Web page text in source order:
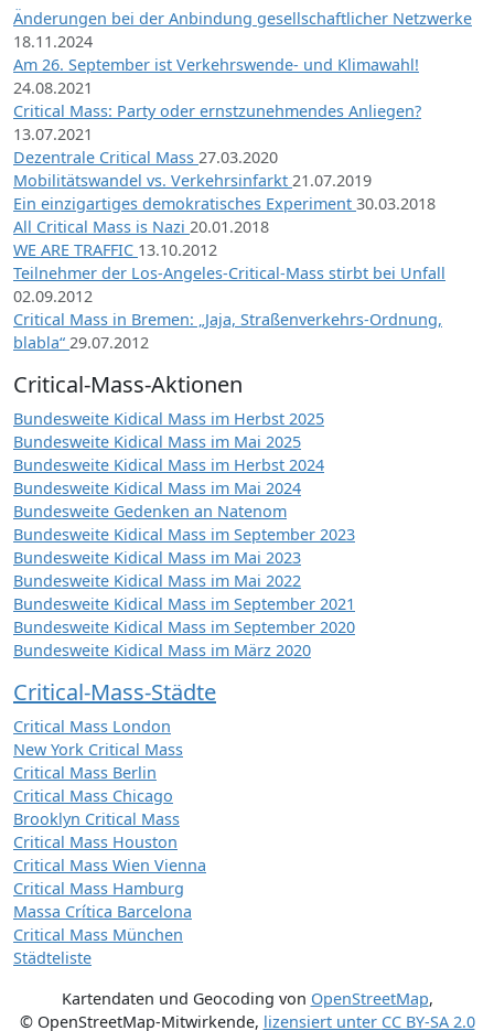
Änderungen bei der Anbindung gesellschaftlicher Netzwerke
18.11.2024
Am 26. September ist Verkehrswende- und Klimawahl!
24.08.2021
Critical Mass: Party oder ernstzunehmendes Anliegen?
13.07.2021
Dezentrale Critical Mass 27.03.2020
Mobilitätswandel vs. Verkehrsinfarkt 21.07.2019
Ein einzigartiges demokratisches Experiment 30.03.2018
All Critical Mass is Nazi 20.01.2018
WE ARE TRAFFIC 13.10.2012
Teilnehmer der Los-Angeles-Critical-Mass stirbt bei Unfall
02.09.2012
Critical Mass in Bremen: „Jaja, Straßenverkehrs-Ordnung,
blabla“ 29.07.2012
Critical-Mass-Aktionen
Bundesweite Kidical Mass im Herbst 2025
Bundesweite Kidical Mass im Mai 2025
Bundesweite Kidical Mass im Herbst 2024
Bundesweite Kidical Mass im Mai 2024
Bundesweite Gedenken an Natenom
Bundesweite Kidical Mass im September 2023
Bundesweite Kidical Mass im Mai 2023
Bundesweite Kidical Mass im Mai 2022
Bundesweite Kidical Mass im September 2021
Bundesweite Kidical Mass im September 2020
Bundesweite Kidical Mass im März 2020
Critical-Mass-Städte
Critical Mass London
New York Critical Mass
Critical Mass Berlin
Critical Mass Chicago
Brooklyn Critical Mass
Critical Mass Houston
Critical Mass Wien Vienna
Critical Mass Hamburg
Massa Crítica Barcelona
Critical Mass München
Städteliste
Kartendaten und Geocoding von OpenStreetMap,
© OpenStreetMap-Mitwirkende, lizensiert unter CC BY-SA 2.0